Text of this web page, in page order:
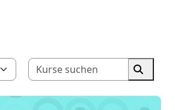
Kurse
Kurse
und Dienste bereitstellen